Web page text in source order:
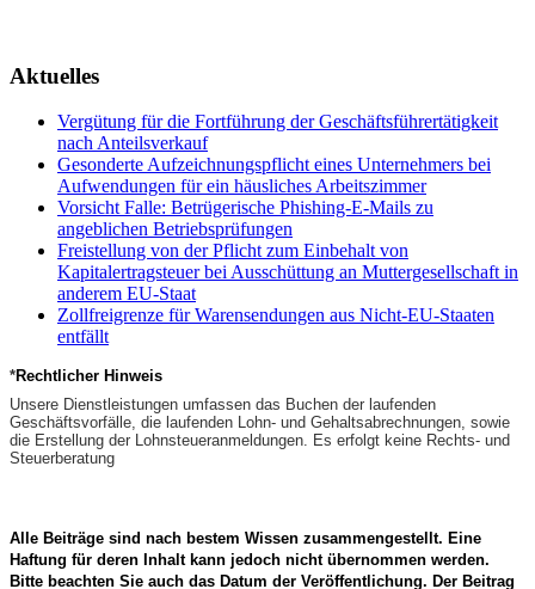
Aktuelles
Vergütung für die Fortführung der Geschäftsführertätigkeit
nach Anteilsverkauf
Gesonderte Aufzeichnungspflicht eines Unternehmers bei
Aufwendungen für ein häusliches Arbeitszimmer
Vorsicht Falle: Betrügerische Phishing-E-Mails zu
angeblichen Betriebsprüfungen
Freistellung von der Pflicht zum Einbehalt von
Kapitalertragsteuer bei Ausschüttung an Muttergesellschaft in
anderem EU-Staat
Zollfreigrenze für Warensendungen aus Nicht-EU-Staaten
entfällt
*Rechtlicher Hinweis
Unsere Dienstleistungen umfassen das Buchen der laufenden
Geschäftsvorfälle, die laufenden Lohn- und Gehaltsabrechnungen, sowie
die Erstellung der Lohnsteueranmeldungen. Es erfolgt keine Rechts- und
Steuerberatung
Alle Beiträge sind nach bestem Wissen zusammengestellt. Eine
Haftung für deren Inhalt kann jedoch nicht übernommen werden.
Bitte beachten Sie auch das Datum der Veröffentlichung. Der Beitrag